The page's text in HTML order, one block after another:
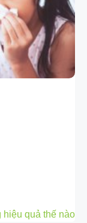
quả thế nào